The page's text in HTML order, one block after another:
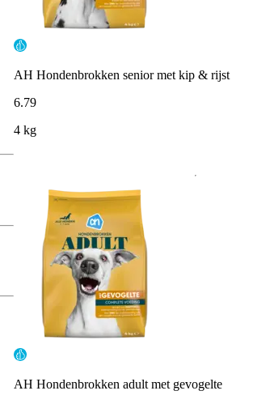
AH Hondenbrokken senior met kip & rijst
6.79
4 kg
AH Hondenbrokken adult met gevogelte